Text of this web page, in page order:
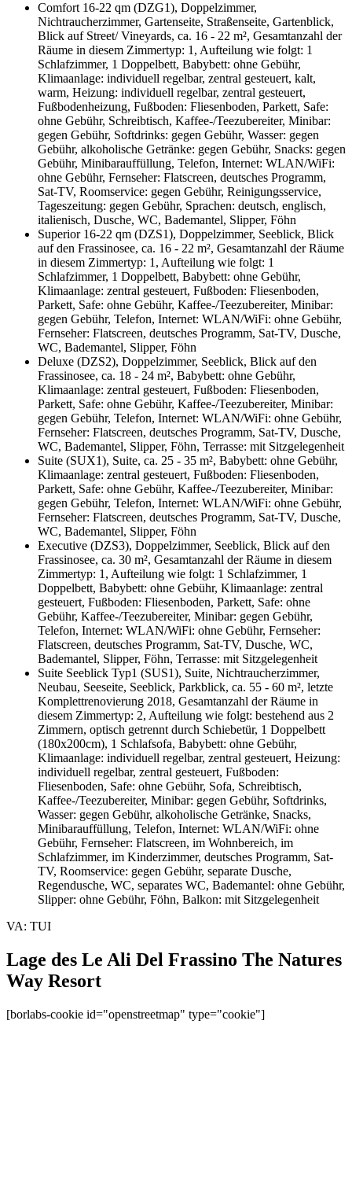
Comfort 16-22 qm (DZG1), Doppelzimmer,
Nichtraucherzimmer, Gartenseite, Straßenseite, Gartenblick,
Blick auf Street/ Vineyards, ca. 16 - 22 m², Gesamtanzahl der
Räume in diesem Zimmertyp: 1, Aufteilung wie folgt: 1
Schlafzimmer, 1 Doppelbett, Babybett: ohne Gebühr,
Klimaanlage: individuell regelbar, zentral gesteuert, kalt,
warm, Heizung: individuell regelbar, zentral gesteuert,
Fußbodenheizung, Fußboden: Fliesenboden, Parkett, Safe:
ohne Gebühr, Schreibtisch, Kaffee-/Teezubereiter, Minibar:
gegen Gebühr, Softdrinks: gegen Gebühr, Wasser: gegen
Gebühr, alkoholische Getränke: gegen Gebühr, Snacks: gegen
Gebühr, Minibarauffüllung, Telefon, Internet: WLAN/WiFi:
ohne Gebühr, Fernseher: Flatscreen, deutsches Programm,
Sat-TV, Roomservice: gegen Gebühr, Reinigungsservice,
Tageszeitung: gegen Gebühr, Sprachen: deutsch, englisch,
italienisch, Dusche, WC, Bademantel, Slipper, Föhn
Superior 16-22 qm (DZS1), Doppelzimmer, Seeblick, Blick
auf den Frassinosee, ca. 16 - 22 m², Gesamtanzahl der Räume
in diesem Zimmertyp: 1, Aufteilung wie folgt: 1
Schlafzimmer, 1 Doppelbett, Babybett: ohne Gebühr,
Klimaanlage: zentral gesteuert, Fußboden: Fliesenboden,
Parkett, Safe: ohne Gebühr, Kaffee-/Teezubereiter, Minibar:
gegen Gebühr, Telefon, Internet: WLAN/WiFi: ohne Gebühr,
Fernseher: Flatscreen, deutsches Programm, Sat-TV, Dusche,
WC, Bademantel, Slipper, Föhn
Deluxe (DZS2), Doppelzimmer, Seeblick, Blick auf den
Frassinosee, ca. 18 - 24 m², Babybett: ohne Gebühr,
Klimaanlage: zentral gesteuert, Fußboden: Fliesenboden,
Parkett, Safe: ohne Gebühr, Kaffee-/Teezubereiter, Minibar:
gegen Gebühr, Telefon, Internet: WLAN/WiFi: ohne Gebühr,
Fernseher: Flatscreen, deutsches Programm, Sat-TV, Dusche,
WC, Bademantel, Slipper, Föhn, Terrasse: mit Sitzgelegenheit
Suite (SUX1), Suite, ca. 25 - 35 m², Babybett: ohne Gebühr,
Klimaanlage: zentral gesteuert, Fußboden: Fliesenboden,
Parkett, Safe: ohne Gebühr, Kaffee-/Teezubereiter, Minibar:
gegen Gebühr, Telefon, Internet: WLAN/WiFi: ohne Gebühr,
Fernseher: Flatscreen, deutsches Programm, Sat-TV, Dusche,
WC, Bademantel, Slipper, Föhn
Executive (DZS3), Doppelzimmer, Seeblick, Blick auf den
Frassinosee, ca. 30 m², Gesamtanzahl der Räume in diesem
Zimmertyp: 1, Aufteilung wie folgt: 1 Schlafzimmer, 1
Doppelbett, Babybett: ohne Gebühr, Klimaanlage: zentral
gesteuert, Fußboden: Fliesenboden, Parkett, Safe: ohne
Gebühr, Kaffee-/Teezubereiter, Minibar: gegen Gebühr,
Telefon, Internet: WLAN/WiFi: ohne Gebühr, Fernseher:
Flatscreen, deutsches Programm, Sat-TV, Dusche, WC,
Bademantel, Slipper, Föhn, Terrasse: mit Sitzgelegenheit
Suite Seeblick Typ1 (SUS1), Suite, Nichtraucherzimmer,
Neubau, Seeseite, Seeblick, Parkblick, ca. 55 - 60 m², letzte
Komplettrenovierung 2018, Gesamtanzahl der Räume in
diesem Zimmertyp: 2, Aufteilung wie folgt: bestehend aus 2
Zimmern, optisch getrennt durch Schiebetür, 1 Doppelbett
(180x200cm), 1 Schlafsofa, Babybett: ohne Gebühr,
Klimaanlage: individuell regelbar, zentral gesteuert, Heizung:
individuell regelbar, zentral gesteuert, Fußboden:
Fliesenboden, Safe: ohne Gebühr, Sofa, Schreibtisch,
Kaffee-/Teezubereiter, Minibar: gegen Gebühr, Softdrinks,
Wasser: gegen Gebühr, alkoholische Getränke, Snacks,
Minibarauffüllung, Telefon, Internet: WLAN/WiFi: ohne
Gebühr, Fernseher: Flatscreen, im Wohnbereich, im
Schlafzimmer, im Kinderzimmer, deutsches Programm, Sat-
TV, Roomservice: gegen Gebühr, separate Dusche,
Regendusche, WC, separates WC, Bademantel: ohne Gebühr,
Slipper: ohne Gebühr, Föhn, Balkon: mit Sitzgelegenheit
VA: TUI
Lage des Le Ali Del Frassino The Natures
Way Resort
[borlabs-cookie id="openstreetmap" type="cookie"]